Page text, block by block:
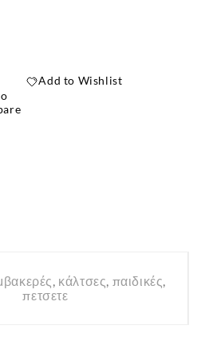
Add to Wishlist
, κάλτσες, παιδικές,
πετσετε